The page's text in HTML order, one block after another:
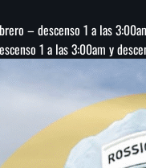
– descenso 1 a las
1 a las 3:00am y